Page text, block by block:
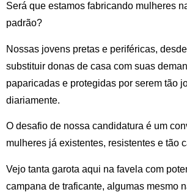
Será que estamos fabricando mulheres
padrão?
Nossas jovens pretas e periféricas,
substituir donas de casa com suas
paparicadas e protegidas por serem tão
diariamente.
O desafio de nossa candidatura é um
mulheres já existentes, resistentes e tão
Vejo tanta garota aqui na favela com
campana de traficante, algumas mesmo